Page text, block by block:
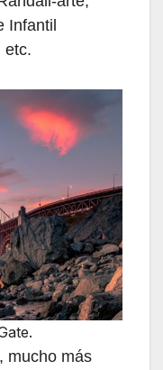
Infantil
etc.
mucho más